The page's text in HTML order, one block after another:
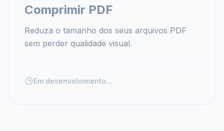
Comprimir PDF
Reduza o tamanho dos seus arquivos PDF
sem perder qualidade visual.
Em desenvolvimento...